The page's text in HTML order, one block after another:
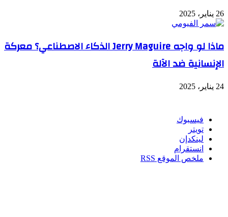
26 يناير، 2025
ماذا لو واجه Jerry Maguire الذكاء الاصطناعي؟ معركة
الإنسانية ضد الآلة
24 يناير، 2025
فيسبوك
تويتر
لينكدإن
انستقرام
ملخص الموقع RSS